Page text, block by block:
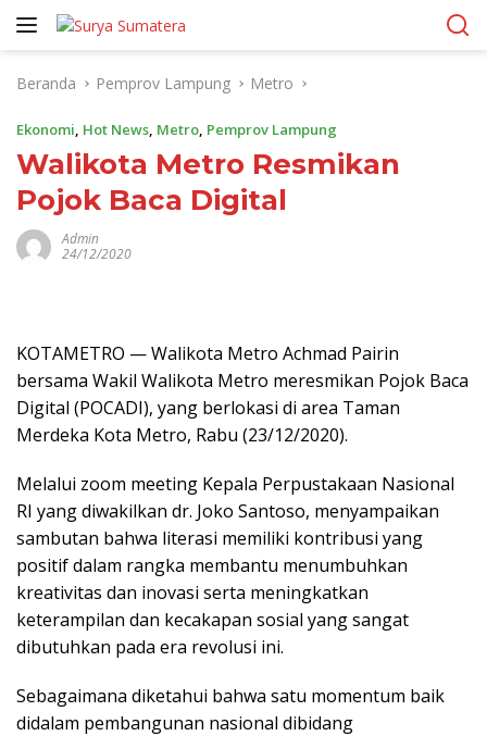
Langsung
Beranda
Pemprov Lampung Metro
Ekonomi, Hot News, Metro, Pemprov Lampung
Walikota Metro Resmikan
Pojok Baca Digital
Admin
24/12/2020
KOTAMETRO — Walikota Metro Achmad Pairin
bersama Wakil Walikota Metro meresmikan Pojok Baca
Digital (POCADI), yang berlokasi di area Taman
Merdeka Kota Metro, Rabu (23/12/2020).
Melalui zoom meeting Kepala Perpustakaan Nasional
RI yang diwakilkan dr. Joko Santoso, menyampaikan
sambutan bahwa literasi memiliki kontribusi yang
positif dalam rangka membantu menumbuhkan
kreativitas dan inovasi serta meningkatkan
keterampilan dan kecakapan sosial yang sangat
dibutuhkan pada era revolusi ini.
Sebagaimana diketahui bahwa satu momentum baik
didalam pembangunan nasional dibidang